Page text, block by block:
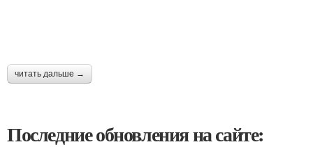
читать дальше →
Последние обновления на сайте: